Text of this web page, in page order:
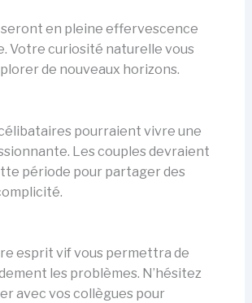
seront en pleine effervescence
Votre curiosité naturelle vous
de nouveaux horizons.
célibataires pourraient vivre une
Les couples devraient
période pour partager des
esprit vif vous permettra de
les problèmes. N’hésitez
avec vos collègues pour